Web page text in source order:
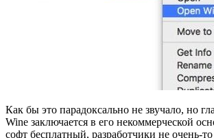
Как бы это парадоксально не звучало, но
Wine заключается в его некоммерческой
софт бесплатный, разработчики не очень-